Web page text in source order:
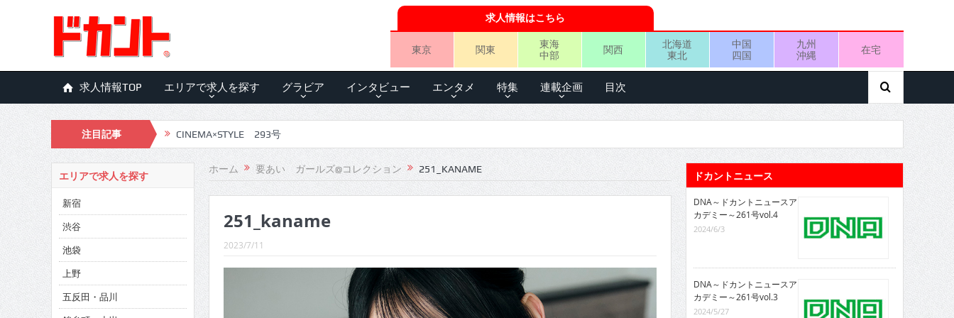
求人情報はこちら
東京 関東
東海
中部
関西
北海道
東北
中国
四国
九州
沖縄
在宅
求人情報TOP エリアで求人を探す グラビア インタビュー エンタメ 特集 連載企画 目次
注目記事 CINEMA×STYLE 293号
CINEMA×STYLE 292号
CINEMA×STYLE 291号
CINEMA×STYLE 290号
CINEMA×STYLE 289号
CINEMA×STYLE 288号
ホーム 要あい ガールズ@コレクション 251_KANAME
251_kaname
2023/7/11
エリアで求人を探す
新宿
渋谷
池袋
上野
五反田・品川
ドカントニュース
DNA～ドカントニュースア
カデミー～261号vol.4
2024/6/3
DNA～ドカントニュースア
カデミー～261号vol.3
2024/5/27